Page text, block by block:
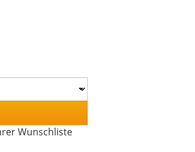
Wunschliste